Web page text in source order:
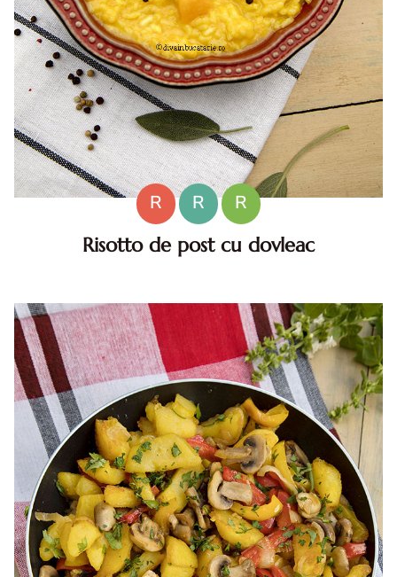
R R
R
Risotto de post cu dovleac
risotto cu dovleac. reteta de orez cu dovleac